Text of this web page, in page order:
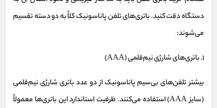
دستگاه دقت کنید. باتری‌های تلفن پاناسونیک کلاً به دو دسته تقسیم
می‌شوند:
۱. باتری‌های شارژی نیم‌قلمی (AAA)
بیشتر تلفن‌های بی‌سیم پاناسونیک از دو عدد باتری شارژی نیم‌قلمی
(سایز AAA) استفاده می‌کنند. ظرفیت استاندارد این باتری‌ها معمولاً